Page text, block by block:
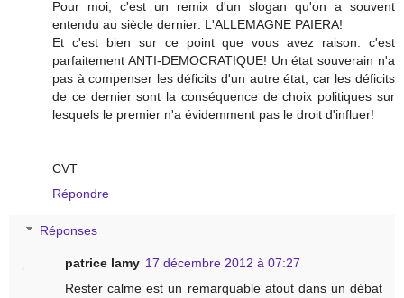
Pour moi, c'est un remix d'un slogan qu'on a souvent
entendu au siècle dernier: L'ALLEMAGNE PAIERA!
Et c'est bien sur ce point que vous avez raison: c'est
parfaitement ANTI-DEMOCRATIQUE! Un état souverain n'a
pas à compenser les déficits d'un autre état, car les déficits
de ce dernier sont la conséquence de choix politiques sur
lesquels le premier n'a évidemment pas le droit d'influer!
CVT
Répondre
Réponses
patrice lamy 17 décembre 2012 à 07:27
Rester calme est un remarquable atout dans un débat